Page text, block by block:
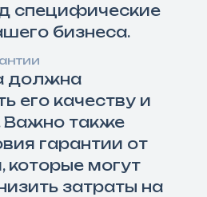
специфические
бизнеса.
должна
его качеству и
Важно также
гарантии от
которые могут
затраты на